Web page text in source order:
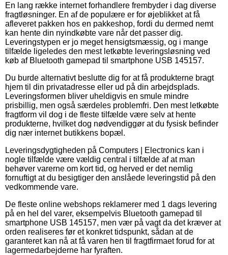
En lang række internet forhandlere frembyder i dag diverse
fragtløsninger. En af de populære er for øjeblikket at få
afleveret pakken hos en pakkeshop, fordi du dermed nemt
kan hente din nyindkøbte vare når det passer dig.
Leveringstypen er jo meget hensigtsmæssig, og i mange
tilfælde ligeledes den mest letkøbte leveringsløsning ved
køb af Bluetooth gamepad til smartphone USB 145157.
Du burde alternativt beslutte dig for at få produkterne bragt
hjem til din privatadresse eller ud på din arbejdsplads.
Leveringsformen bliver uheldigvis en smule mindre
prisbillig, men også særdeles problemfri. Den mest letkøbte
fragtform vil dog i de fleste tilfælde være selv at hente
produkterne, hvilket dog nødvendiggør at du fysisk befinder
dig nær internet butikkens bopæl.
Leveringsdygtigheden på Computers | Electronics kan i
nogle tilfælde være vældig central i tilfælde af at man
behøver varerne om kort tid, og herved er det nemlig
fornuftigt at du besigtiger den anslåede leveringstid på den
vedkommende vare.
De fleste online webshops reklamerer med 1 dags levering
på en hel del varer, eksempelvis Bluetooth gamepad til
smartphone USB 145157, men vær på vagt da det kræver at
orden realiseres før et konkret tidspunkt, sådan at de
garanteret kan nå at få varen hen til fragtfirmaet forud for at
lagermedarbejderne har fyraften.